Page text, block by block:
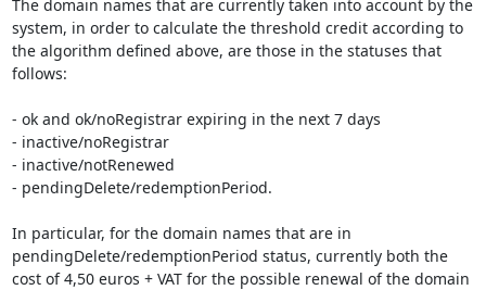
The domain names that are currently taken into account by the
system, in order to calculate the threshold credit according to
the algorithm defined above, are those in the statuses that
follows:
- ok and ok/noRegistrar expiring in the next 7 days
- inactive/noRegistrar
- inactive/notRenewed
- pendingDelete/redemptionPeriod.
In particular, for the domain names that are in
pendingDelete/redemptionPeriod status, currently both the
cost of 4,50 euros + VAT for the possible renewal of the domain